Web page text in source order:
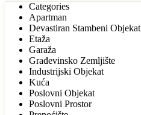
Categories
Apartman
Devastiran Stambeni Objekat
Etaža
Garaža
Građevinsko Zemljište
Industrijski Objekat
Kuća
Poslovni Objekat
Poslovni Prostor